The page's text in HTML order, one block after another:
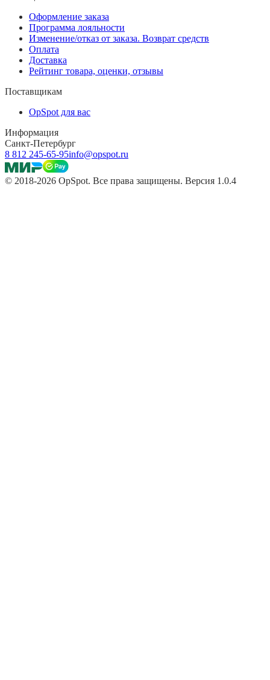
Оформление заказа
Программа лояльности
Изменение/отказ от заказа. Возврат средств
Оплата
Доставка
Рейтинг товара, оценки, отзывы
Поставщикам
OpSpot для вас
Информация
Санкт-Петербург
8 812 245-65-95info@opspot.ru
© 2018-2026 OpSpot. Все права защищены. Версия 1.0.4